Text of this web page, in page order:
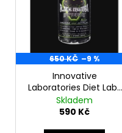
650 KČ –9 %
Innovative
Laboratories Diet Labs
Black Mamba 90
tablet
Skladem
590 Kč